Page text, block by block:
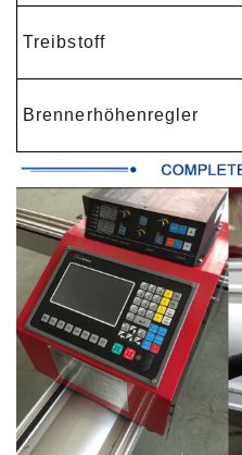
Treibstoff
Brennerhöhenregler